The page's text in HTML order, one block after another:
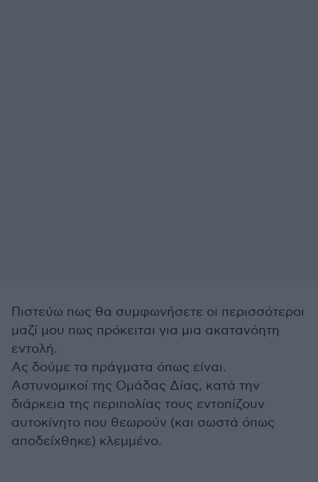
Πιστεύω πως θα συμφωνήσετε οι περισσότεροι
μαζί μου πως πρόκειται για μια ακατανόητη
εντολή.
Ας δούμε τα πράγματα όπως είναι.
Αστυνομικοί της Ομάδας Δίας, κατά την
διάρκεια της περιπολίας τους εντοπίζουν
αυτοκίνητο που θεωρούν (και σωστά όπως
αποδείχθηκε) κλεμμένο.